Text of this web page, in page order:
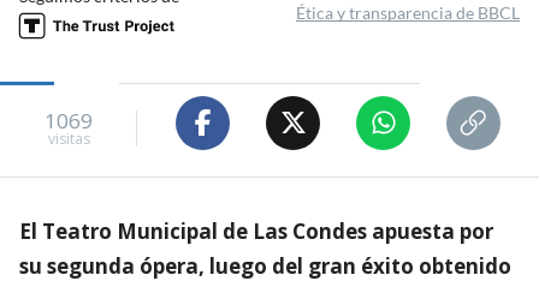
Ética y transparencia de BBCL
1069
visitas
El Teatro Municipal de Las Condes apuesta por
su segunda ópera, luego del gran éxito obtenido